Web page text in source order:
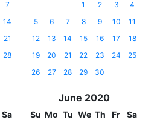
7
14
21
28
1 2 3
4
5
6 7 8 9 10
11
12
13 14 15 16 17
18
19
20 21 22 23 24
25
26
27 28 29 30
Sa
June 2020
Su Mo Tu We Th Fr Sa